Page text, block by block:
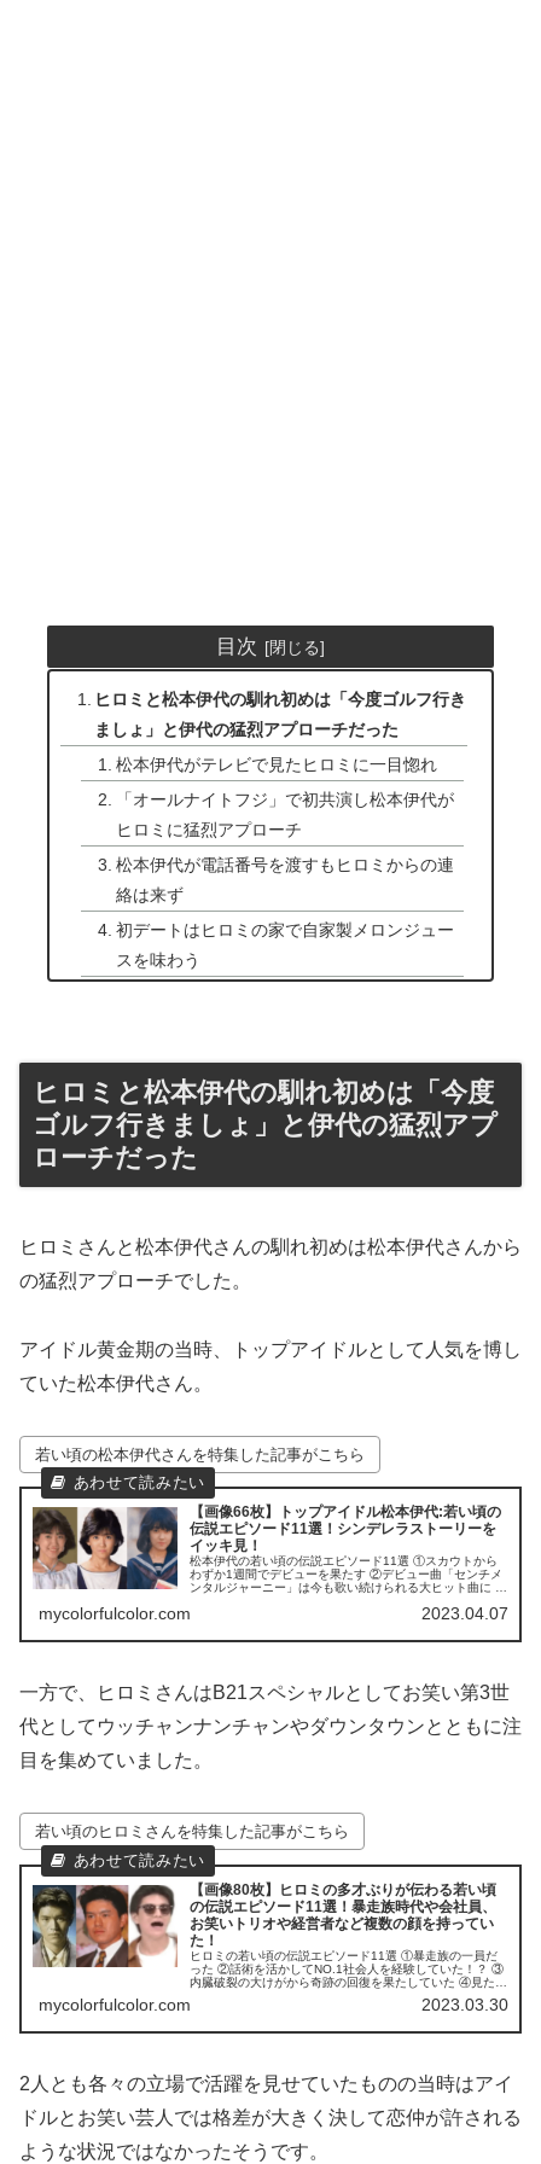
目次
ヒロミと松本伊代の馴れ初めは「今度ゴルフ行き
ましょ」と伊代の猛烈アプローチだった
松本伊代がテレビで見たヒロミに一目惚れ
「オールナイトフジ」で初共演し松本伊代が
ヒロミに猛烈アプローチ
松本伊代が電話番号を渡すもヒロミからの連
絡は来ず
初デートはヒロミの家で自家製メロンジュー
スを味わう
ヒロミと松本伊代の馴れ初めは「今度
ゴルフ行きましょ」と伊代の猛烈アプ
ローチだった
ヒロミさんと松本伊代さんの馴れ初めは松本伊代さんから
の猛烈アプローチでした。
アイドル黄金期の当時、トップアイドルとして人気を博し
ていた松本伊代さん。
若い頃の松本伊代さんを特集した記事がこちら
【画像66枚】トップアイドル松本伊代:若い頃の
伝説エピソード11選！シンデレラストーリーを
イッキ見！
松本伊代の若い頃の伝説エピソード11選 ①スカウトから
わずか1週間でデビューを果たす ②デビュー曲「センチメ
ンタルジャーニー」は今も歌い続けられる大ヒット曲に ③
を総なめにする ⑤ドラマの主題歌を担当してヒット曲を連
mycolorfulcolor.com 2023.04.07
一方で、ヒロミさんはB21スペシャルとしてお笑い第3世
代としてウッチャンナンチャンやダウンタウンとともに注
目を集めていました。
若い頃のヒロミさんを特集した記事がこちら
【画像80枚】ヒロミの多才ぶりが伝わる若い頃
の伝説エピソード11選！暴走族時代や会社員、
お笑いトリオや経営者など複数の顔を持ってい
た！
ヒロミの若い頃の伝説エピソード11選 ①暴走族の一員だ
った ②話術を活かしてNO.1社会人を経験していた！？ ③
内臓破裂の大けがから奇跡の回復を果たしていた ④見た目
い！？ ⑥お笑い第3世代としてバラエティ界を盛り上げる
mycolorfulcolor.com 2023.03.30
2人とも各々の立場で活躍を見せていたものの当時はアイ
ドルとお笑い芸人では格差が大きく決して恋仲が許される
ような状況ではなかったそうです。